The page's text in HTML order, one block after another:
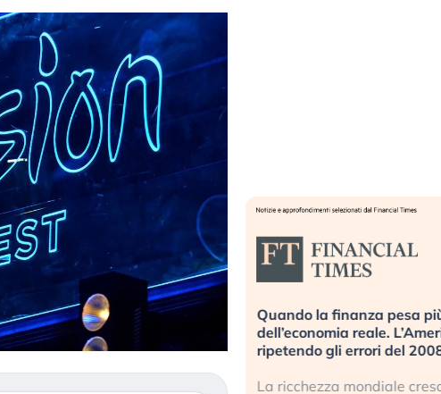
mia vita è rovinata». Investitori
preda al panico dopo lo scoppio
bolla AI
Quando la finanza pesa
dell’economia reale.
ripetendo gli errori del
La ricchezza mondiale